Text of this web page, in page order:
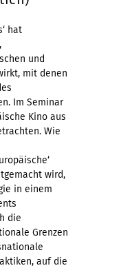
hat
und
mit denen
Im Seminar
Kino aus
Wie
wird,
in einem
die
Grenzen
auf die